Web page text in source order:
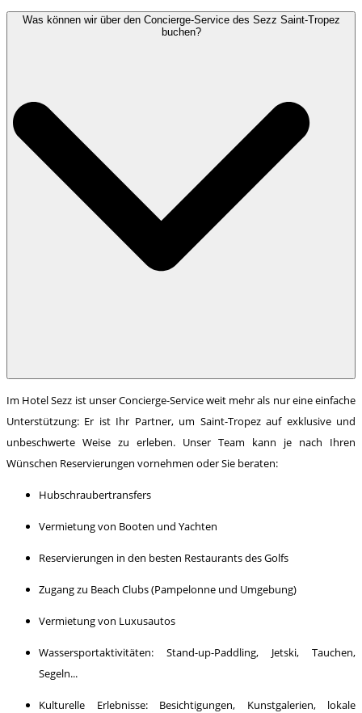
Was können wir über den Concierge-Service des Sezz Saint-Tropez
buchen?
Im Hotel Sezz ist unser Concierge-Service weit mehr als nur eine einfache
Unterstützung: Er ist Ihr Partner, um Saint-Tropez auf exklusive und
unbeschwerte Weise zu erleben. Unser Team kann je nach Ihren
Wünschen Reservierungen vornehmen oder Sie beraten:
Hubschraubertransfers
Vermietung von Booten und Yachten
Reservierungen in den besten Restaurants des Golfs
Zugang zu Beach Clubs (Pampelonne und Umgebung)
Vermietung von Luxusautos
Wassersportaktivitäten: Stand-up-Paddling, Jetski, Tauchen,
Segeln...
Kulturelle Erlebnisse: Besichtigungen, Kunstgalerien, lokale